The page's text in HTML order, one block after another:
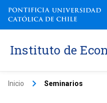
Instituto de
Inicio keyboard_arrow_right Seminarios